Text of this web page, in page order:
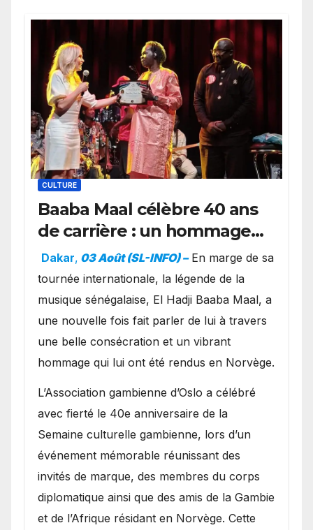
CULTURE
Baaba Maal célèbre 40 ans
de carrière : un hommage
exceptionnel à Oslo en
présence de la famille
royale.
Dakar, 03 Août (SL-INFO) – ​En marge de sa
tournée internationale, la légende de la
musique sénégalaise, El Hadji Baaba Maal, a
une nouvelle fois fait parler de lui à travers
une belle consécration et un vibrant
hommage qui lui ont été rendus en Norvège.
​L’Association gambienne d’Oslo a célébré
avec fierté le 40e anniversaire de la
Semaine culturelle gambienne, lors d’un
événement mémorable réunissant des
invités de marque, des membres du corps
diplomatique ainsi que des amis de la Gambie
et de l’Afrique résidant en Norvège. Cette